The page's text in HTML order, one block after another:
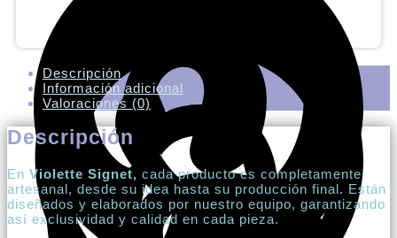
Descripción
Información adicional
Valoraciones (0)
Descripción
En Violette Signet, cada producto es completamente
artesanal, desde su idea hasta su producción final. Están
diseñados y elaborados por nuestro equipo, garantizando
así exclusividad y calidad en cada pieza.